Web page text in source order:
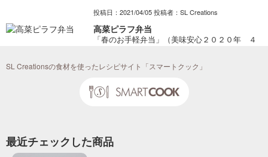
投稿日：2021/04/05 投稿者：SL Creations
高菜ピラフ弁当
「春のお手軽弁当」（美味安心２０２０年 ４
投稿日：2020/03/02 投稿者：SL Creations
トマトとオクラのサラダうどん
香りのいいつゆの味のベースになるのは「めん
ちぎり揚げと揚げなすの煮もの
こくのあるちぎり揚げのうまみを生かした風味
SL Creationsの食材を使ったレシピサイト「スマートクック」
最近チェックした商品